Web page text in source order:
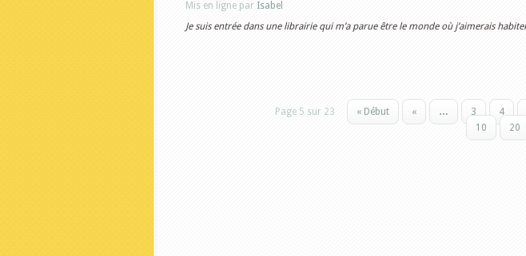
Mis en ligne par Isabel
Je suis entrée dans une librairie qui m’a parue être le monde où j’aimerais
Page 5 sur 23 « Début « … 3 4
10
20